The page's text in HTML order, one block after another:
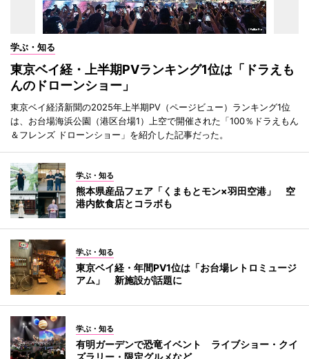
学ぶ・知る
東京ベイ経・上半期PVランキング1位は「ドラえも
んのドローンショー」
東京ベイ経済新聞の2025年上半期PV（ページビュー）ランキング1位
は、お台場海浜公園（港区台場1）上空で開催された「100％ドラえもん
＆フレンズ ドローンショー」を紹介した記事だった。
学ぶ・知る
熊本県産品フェア「くまもとモン×羽田空港」 空
港内飲食店とコラボも
学ぶ・知る
東京ベイ経・年間PV1位は「お台場レトロミュージ
アム」 新施設が話題に
学ぶ・知る
有明ガーデンで恐竜イベント ライブショー・クイ